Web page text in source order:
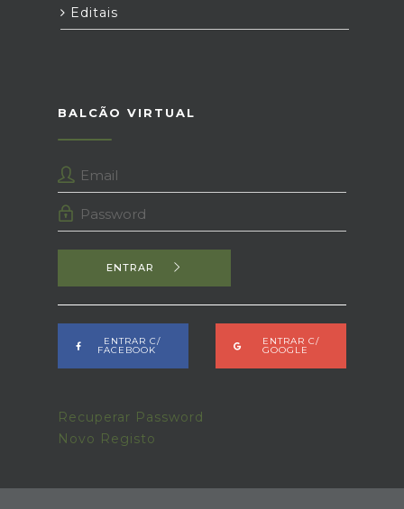
Editais
BALCÃO VIRTUAL
ENTRAR
ENTRAR C/
FACEBOOK
ENTRAR C/
GOOGLE
Recuperar Password
Novo Registo